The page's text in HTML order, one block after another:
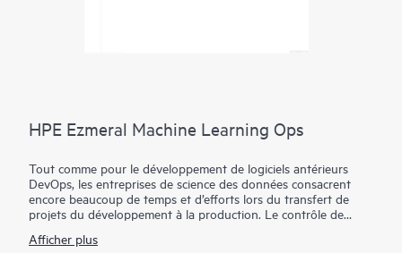
HPE Ezmeral Machine Learning Ops
Tout comme pour le développement de logiciels antérieurs
DevOps, les entreprises de science des données consacrent
encore beaucoup de temps et d’efforts lors du transfert de
projets du développement à la production. Le contrôle de
outils et les structures manquent de standardisation, ce qui
Afficher plus